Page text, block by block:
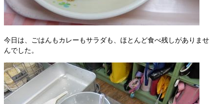
今日は、ごはんもカレーもサラダも、ほとんど食べ残しがありませ
んでした。